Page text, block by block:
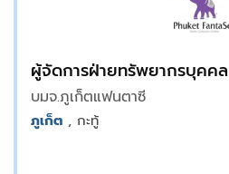
ผู้จัดการฝ่ายทรัพยากรบุคคล
บมจ.ภูเก็ตแฟนตาซี
ภูเก็ต , กะทู้